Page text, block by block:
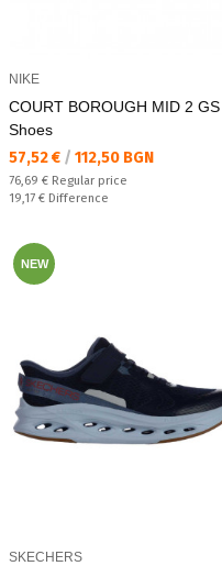
NIKE
COURT BOROUGH MID 2 GS
Shoes
Текуща цена:
57,52 € / 112,50 BGN
Regular price:
76,69 € Regular price
Спестявате:
19,17 € Difference
NEW
SKECHERS